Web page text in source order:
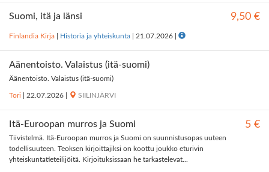
Suomi, itä ja länsi 9,50 €
Finlandia Kirja Historia ja yhteiskunta 21.07.2026
Äänentoisto. Valaistus (itä-suomi)
Äänentoisto. Valaistus (itä-suomi)
Tori 22.07.2026 SIILINJÄRVI
Itä-Euroopan murros ja Suomi 5 €
Tiivistelmä. Itä-Euroopan murros ja Suomi on suunnistusopas uuteen
todellisuuteen. Teoksen kirjoittajiksi on koottu joukko eturivin
yhteiskuntatieteilijöitä. Kirjoituksissaan he tarkastelevat...